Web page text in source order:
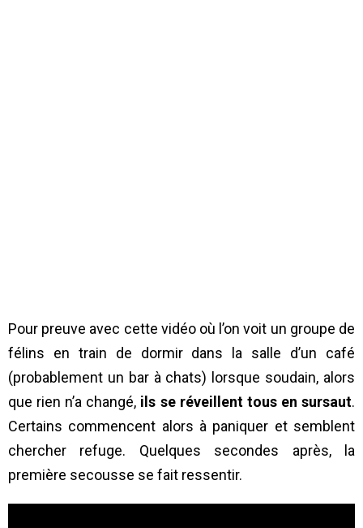
Pour preuve avec cette vidéo où l’on voit un groupe de
félins en train de dormir dans la salle d’un café
(probablement un bar à chats) lorsque soudain, alors
que rien n’a changé, ils se réveillent tous en sursaut.
Certains commencent alors à paniquer et semblent
chercher refuge. Quelques secondes après, la
première secousse se fait ressentir.